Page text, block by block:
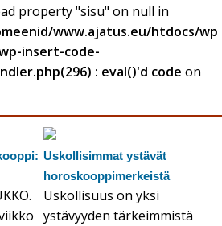
property "sisu" on null in
www.ajatus.eu/htdocs/wp
insert-code-
: eval()'d code on
Uskollisimmat ystävät
horoskooppimerkeistä
Uskollisuus on yksi
ystävyyden tärkeimmistä